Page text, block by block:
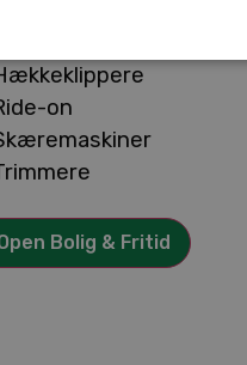
on
Bolig & Fritid